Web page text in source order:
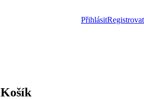
PřihlásitRegistrovat
Košík